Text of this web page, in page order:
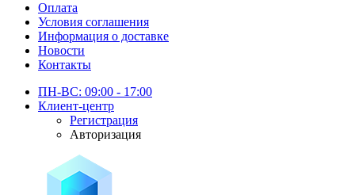
Оплата
Условия соглашения
Информация о доставке
Новости
Контакты
ПН-ВС: 09:00 - 17:00
Клиент-центр
Регистрация
Авторизация